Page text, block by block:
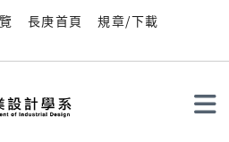
長庚首頁
規章/下載